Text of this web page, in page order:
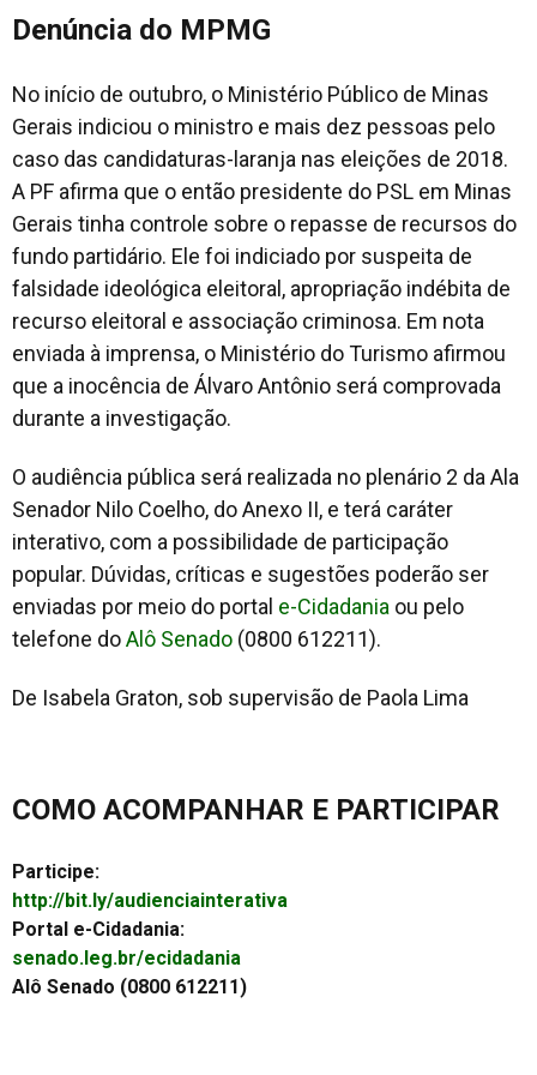
Denúncia do MPMG
No início de outubro, o Ministério Público de Minas
Gerais indiciou o ministro e mais dez pessoas pelo
caso das candidaturas-laranja nas eleições de 2018.
A PF afirma que o então presidente do PSL em Minas
Gerais tinha controle sobre o repasse de recursos do
fundo partidário. Ele foi indiciado por suspeita de
falsidade ideológica eleitoral, apropriação indébita de
recurso eleitoral e associação criminosa. Em nota
enviada à imprensa, o Ministério do Turismo afirmou
que a inocência de Álvaro Antônio será comprovada
durante a investigação.
O audiência pública será realizada no plenário 2 da Ala
Senador Nilo Coelho, do Anexo II, e terá caráter
interativo, com a possibilidade de participação
popular. Dúvidas, críticas e sugestões poderão ser
enviadas por meio do portal e-Cidadania ou pelo
telefone doAlô Senado (0800 612211).
De Isabela Graton, sob supervisão de Paola Lima
COMO ACOMPANHAR E PARTICIPAR
Participe:
http://bit.ly/audienciainterativa
Portal e-Cidadania:
senado.leg.br/ecidadania
Alô Senado (0800 612211)